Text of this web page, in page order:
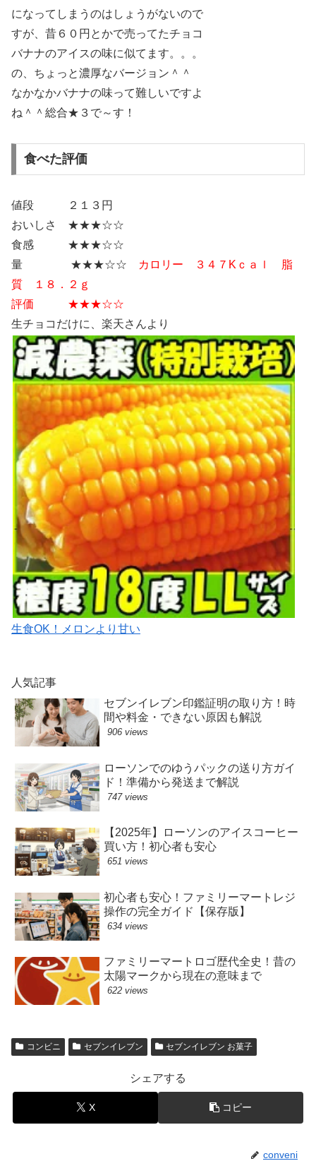
になってしまうのはしょうがないので
すが、昔６０円とかで売ってたチョコ
バナナのアイスの味に似てます。。。
の、ちょっと濃厚なバージョン＾＾
なかなかバナナの味って難しいですよ
ね＾＾総合★３で～す！
食べた評価
値段 ２１３円
おいしさ ★★★☆☆
食感 ★★★☆☆
量 ★★★☆☆
カロリー ３４７Kｃａｌ 脂
質 １８．２ｇ
評価 ★★★☆☆
生チョコだけに、楽天さんより
生食OK！メロンより甘い
人気記事
セブンイレブン印鑑証明の取り方！時
間や料金・できない原因も解説
906 views
ローソンでのゆうパックの送り方ガイ
ド！準備から発送まで解説
747 views
【2025年】ローソンのアイスコーヒー
買い方！初心者も安心
651 views
初心者も安心！ファミリーマートレジ
操作の完全ガイド【保存版】
634 views
ファミリーマートロゴ歴代全史！昔の
太陽マークから現在の意味まで
622 views
コンビニ セブンイレブン セブンイレブン お菓子
シェアする
X コピー
conveni